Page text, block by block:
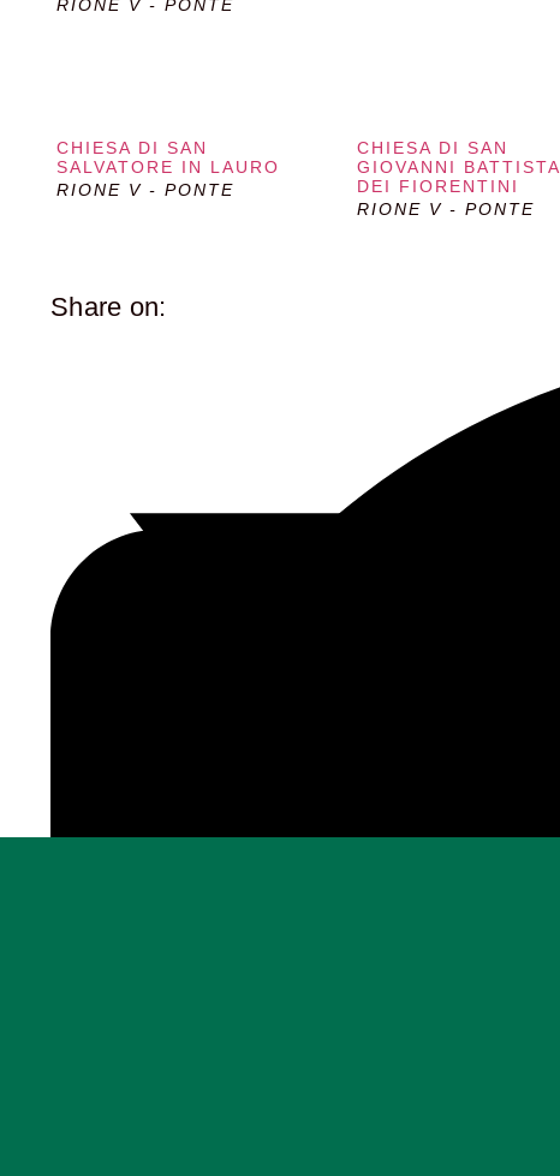
RIONE V - PONTE
CHIESA DI SAN
SALVATORE IN LAURO
RIONE V - PONTE
CHIESA DI SAN
GIOVANNI BATTISTA
DEI FIORENTINI
RIONE V - PONTE
Share on: